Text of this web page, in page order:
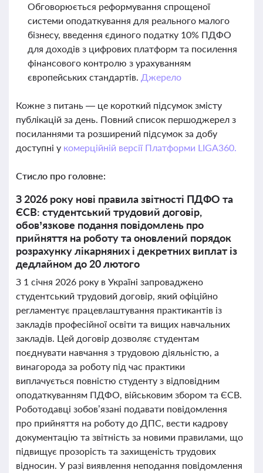
Обговорюється реформування спрощеної
системи оподаткування для реального малого
бізнесу, введення єдиного податку 10% ПДФО
для доходів з цифрових платформ та посилення
фінансового контролю з урахуванням
європейських стандартів. Джерело
Кожне з питань — це короткий підсумок змісту
публікацій за день. Повний список першоджерел з
посиланнями та розширений підсумок за добу
доступні у комерційній версії Платформи LIGA360.
Стисло про головне:
З 2026 року нові правила звітності ПДФО та
ЄСВ: студентський трудовий договір,
обов’язкове подання повідомлень про
прийняття на роботу та оновлений порядок
розрахунку лікарняних і декретних виплат із
дедлайном до 20 лютого
З 1 січня 2026 року в Україні запроваджено
студентський трудовий договір, який офіційно
регламентує працевлаштування практикантів із
закладів професійної освіти та вищих навчальних
закладів. Цей договір дозволяє студентам
поєднувати навчання з трудовою діяльністю, а
винагорода за роботу під час практики
виплачується повністю студенту з відповідним
оподаткуванням ПДФО, військовим збором та ЄСВ.
Роботодавці зобов’язані подавати повідомлення
про прийняття на роботу до ДПС, вести кадрову
документацію та звітність за новими правилами, що
підвищує прозорість та захищеність трудових
відносин. У разі виявлення неподання повідомлення